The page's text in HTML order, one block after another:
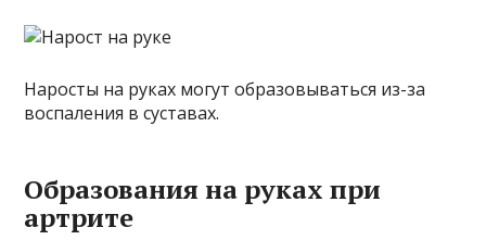
Наросты на руках могут образовываться из-за
воспаления в суставах.
Образования на руках при
артрите